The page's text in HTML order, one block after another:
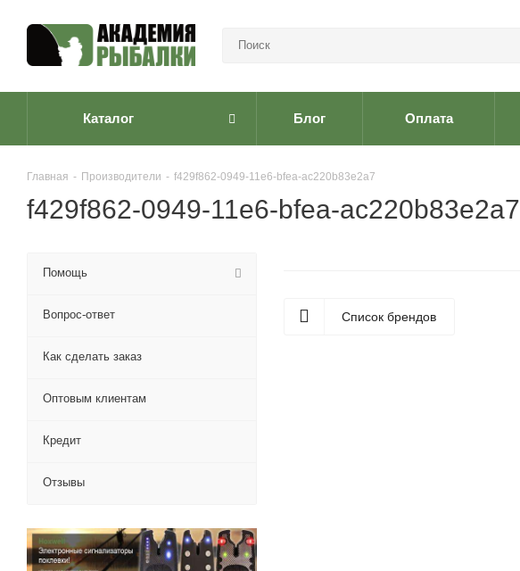
Каталог Блог Оплата
Главная - Производители - f429f862-0949-11e6-bfea-ac220b83e2a7
f429f862-0949-11e6-bfea-ac220b83e2a7
Список брендов
Помощь
Вопрос-ответ
Как сделать заказ
Оптовым клиентам
Кредит
Отзывы